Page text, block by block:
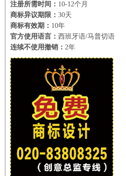
注册所需时间： 10-12个月
商标异议期限： 30天
商标有效期： 10年
官方使用语言： 西班牙语/马普切语
连续不使用撤销： 2年